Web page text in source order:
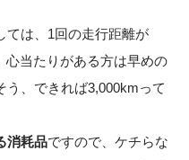
ては、1回の走行距離が
当たりがある方は早めの
、できれば3,000kmって
消耗品ですので、ケチらな